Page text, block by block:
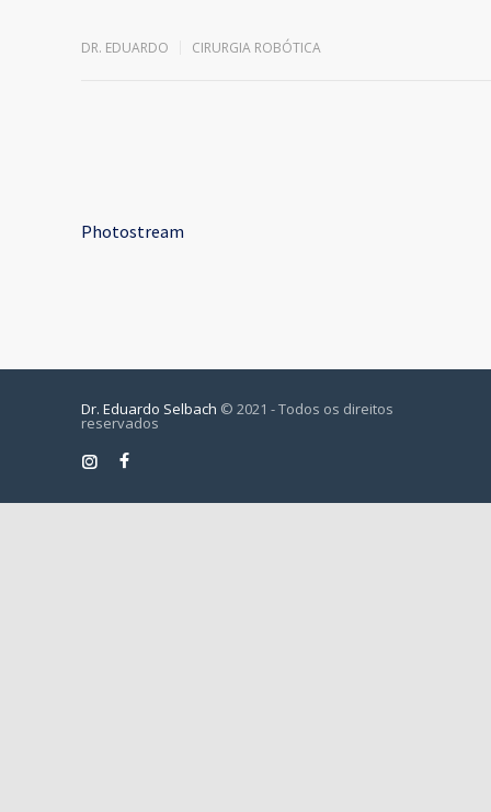
DR. EDUARDO CIRURGIA ROBÓTICA
Photostream
Dr. Eduardo Selbach © 2021 - Todos os direitos
reservados